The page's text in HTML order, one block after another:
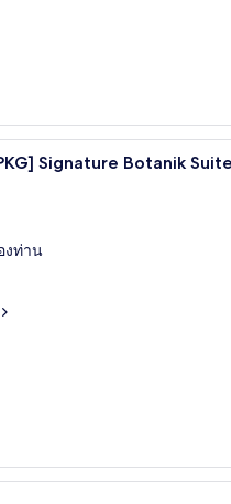
ผ้านวมขนเป็ด, ตู้นิรภัย
Signature Botanik Suite
งท่าน